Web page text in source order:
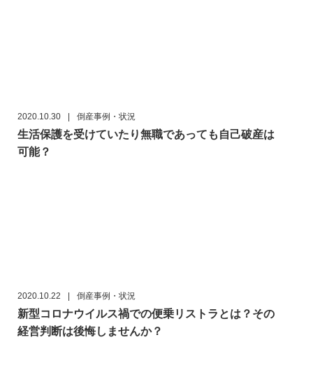
2020.10.30 倒産事例・状況
生活保護を受けていたり無職であっても自己破産は
可能？
2020.10.22 倒産事例・状況
新型コロナウイルス禍での便乗リストラとは？その
経営判断は後悔しませんか？